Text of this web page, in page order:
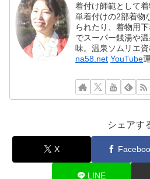
着付け師範として
単着付けの2部着物
られたり、着物用
でスーパー銭湯や
味。温泉ソムリエ
na58.net YouTube
シェアす
X
LINE